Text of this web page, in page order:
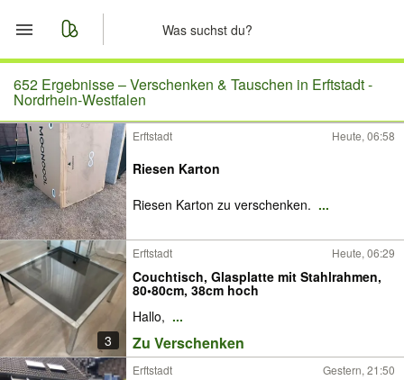
Start
Merkliste
Nachrichten
Anzeige aufgeben
652 Ergebnisse –Verschenken & Tauschen in Erftstadt -
Nordrhein-Westfalen
Erftstadt Heute, 06:58
Riesen Karton
Riesen Karton zu verschenken. ...
3
Erftstadt Heute, 06:29
Couchtisch, Glasplatte mit Stahlrahmen,
80•80cm, 38cm hoch
Hallo, ...
Zu Verschenken
Erftstadt Gestern, 21:50